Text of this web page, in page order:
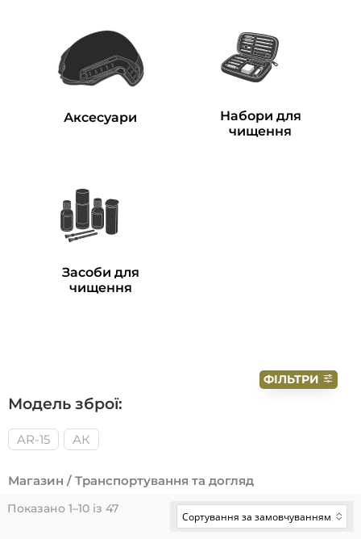
Аксесуари
Набори для
чищення
Засоби для
чищення
ФІЛЬТРИ
Модель зброї:
AR-15 АК
Магазин / Транспортування та догляд
Показано 1–10 із 47
Сортування за замовчуванням